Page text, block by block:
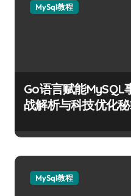
MySql教程
Go语言赋能MySQL
战解析与科技优化
MySql教程